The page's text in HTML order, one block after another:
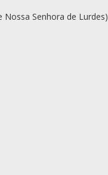
Senhora de Lurdes)